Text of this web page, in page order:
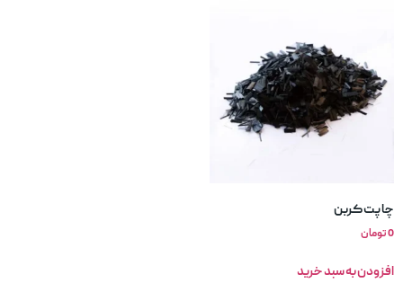
چاپت کربن
0تومان
افزودن به سبد خرید